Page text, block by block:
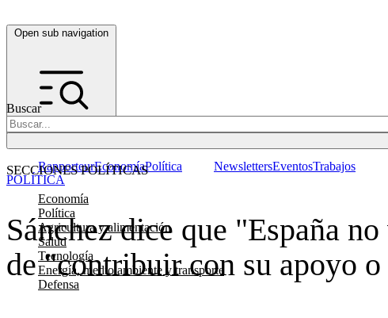
Open sub navigation
Buscar
SECCIONES POLÍTICAS
Economía
Política
Agricultura y alimentación
Salud
Tecnología
Energía, medio ambiente y transporte
Defensa
RapporteurEconomíaPolítica NewslettersEventosTrabajos
Sánchez dice que "España
de "contribuir con su apoyo
POLÍTICA